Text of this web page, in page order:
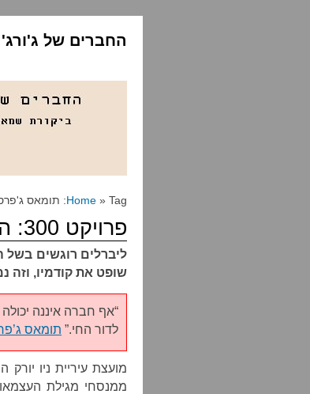
החברים של ג'ורג'
Home » Tag: תומאס ג'פרסון
פרויקט 300: הציבו נא פסלים לסאלי המינגס
ליברלים רוגשים בשל
שופט את קודמיו, וזה
“אף חברה איננה
לדור החי.” תומאס
מועצת עיריית ניו
ממנסחי מגילת